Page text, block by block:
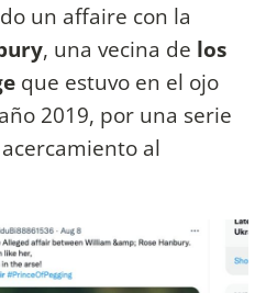
un affaire con la
, una vecina de los
que estuvo en el ojo
2019, por una serie
al